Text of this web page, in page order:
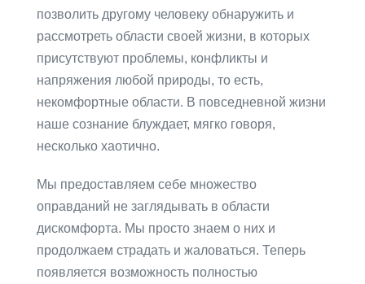
позволить другому человеку обнаружить и
рассмотреть области своей жизни, в которых
присутствуют проблемы, конфликты и
напряжения любой природы, то есть,
некомфортные области. В повседневной жизни
наше сознание блуждает, мягко говоря,
несколько хаотично.
Мы предоставляем себе множество
оправданий не заглядывать в области
дискомфорта. Мы просто знаем о них и
продолжаем страдать и жаловаться. Теперь
появляется возможность полностью